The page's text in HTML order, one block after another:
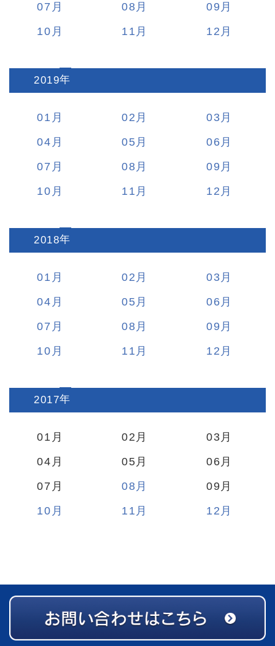
07
08
09
10
11 12
2019:
01 02
03
04
05
06
07
08
09
10
11 12
2018:
01 02
03
04
05
06
07
08
09
10
11 12
2017:
01 02
03
04
05
06
07
08
09
10
11 12